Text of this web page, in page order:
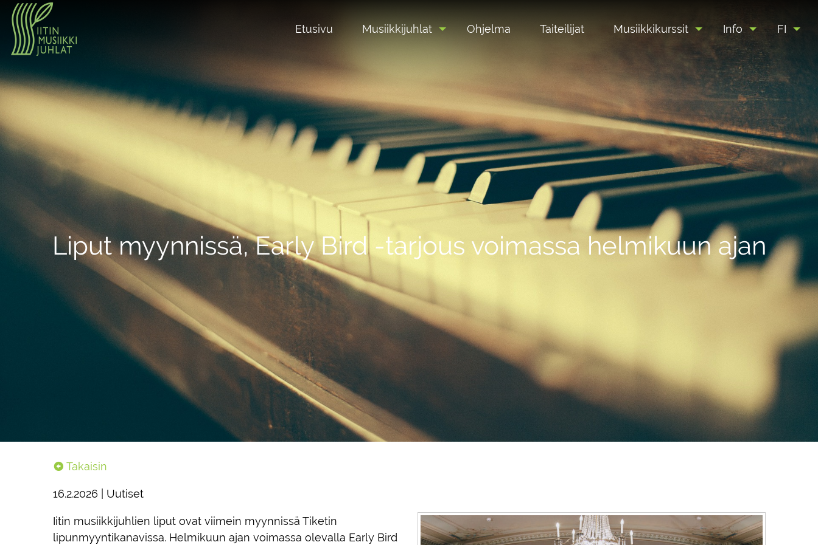
Etusivu Musiikkijuhlat Ohjelma Taiteilijat Musiikkikurssit Info FI
Liput myynnissä, Early Bird -tarjous voimassa helmikuun ajan
Takaisin
16.2.2026 | Uutiset
Iitin musiikkijuhlien liput ovat viimein myynnissä Tiketin
lipunmyyntikanavissa. Helmikuun ajan voimassa olevalla Early Bird